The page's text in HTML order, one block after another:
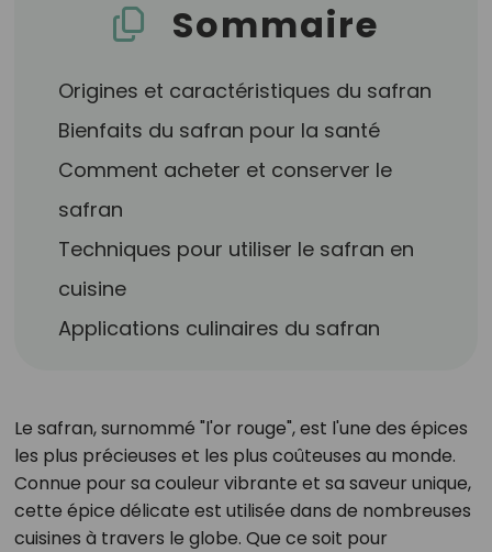
Sommaire
Origines et caractéristiques du safran
Bienfaits du safran pour la santé
Comment acheter et conserver le
safran
Techniques pour utiliser le safran en
cuisine
Applications culinaires du safran
Le safran, surnommé "l'or rouge", est l'une des épices
les plus précieuses et les plus coûteuses au monde.
Connue pour sa couleur vibrante et sa saveur unique,
cette épice délicate est utilisée dans de nombreuses
cuisines à travers le globe. Que ce soit pour